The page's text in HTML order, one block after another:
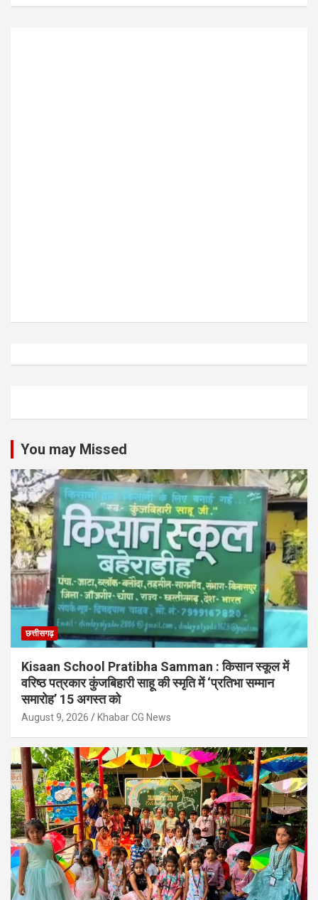
You may Missed
छत्तीसगढ़
Kisaan School Pratibha Samman : किसान स्कूल में
वरिष्ठ पत्रकार कुंजबिहारी साहू की स्मृति में ‘प्रतिभा सम्मान
समारोह’ 15 अगस्त को
August 9, 2026 Khabar CG News